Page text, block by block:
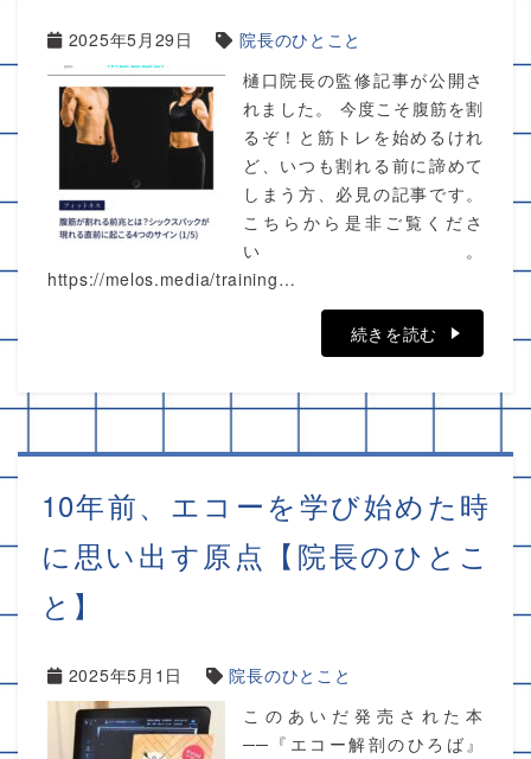
2025年5月29日
院長のひとこと
樋口院長の監修記事が公開さ
れました。 今度こそ腹筋を割
るぞ！と筋トレを始めるけれ
ど、いつも割れる前に諦めて
しまう方、必見の記事です。
こちらから是非ご覧くださ
い。
https://melos.media/training…
続きを読む
10年前、エコーを学び始めた時
に思い出す原点【院長のひとこ
と】
2025年5月1日
院長のひとこと
このあいだ発売された本
──『エコー解剖のひろば』